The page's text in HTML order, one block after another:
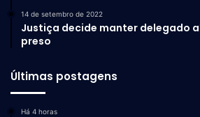
14 de setembro de 2022
Justiça decide manter delegado
preso
Últimas postagens
Há 4 horas